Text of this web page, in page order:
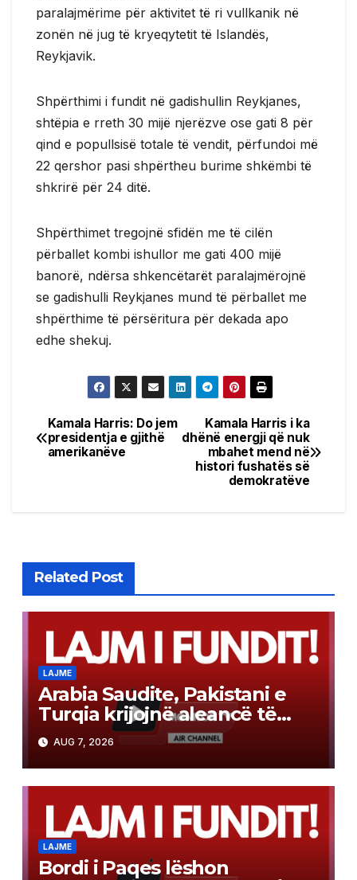
paralajmërime për aktivitet të ri vullkanik në
zonën në jug të kryeqytetit të Islandës,
Reykjavik.
Shpërthimi i fundit në gadishullin Reykjanes,
shtëpia e rreth 30 mijë njerëzve ose gati 8 për
qind e popullsisë totale të vendit, përfundoi më
22 qershor pasi shpërtheu burime shkëmbi të
shkrirë për 24 ditë.
Shpërthimet tregojnë sfidën me të cilën
përballet kombi ishullor me gati 400 mijë
banorë, ndërsa shkencëtarët paralajmërojnë
se gadishulli Reykjanes mund të përballet me
shpërthime të përsëritura për dekada apo
edhe shekuj.
Post
navigation
Kamala Harris i ka
dhënë energji që nuk
mbahet mend në
histori fushatës së
demokratëve
Kamala Harris: Do jem
presidentja e gjithë
amerikanëve
Related Post
LAJME
Arabia Saudite, Pakistani e
Turqia krijojnë aleancë të
përbashkët mbrojtjeje sipas
modelit të NATO-s
AUG 7, 2026
LAJME
Bordi i Paqes lëshon